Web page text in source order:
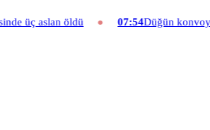
07:54Düğün konvoyuna ağır fatura: